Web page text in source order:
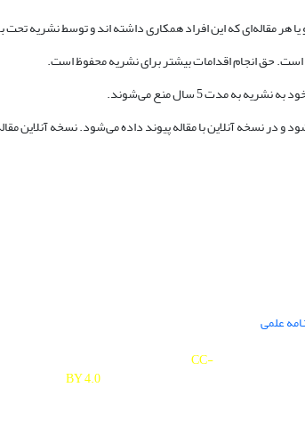
علمی
CC-
BY 4.0